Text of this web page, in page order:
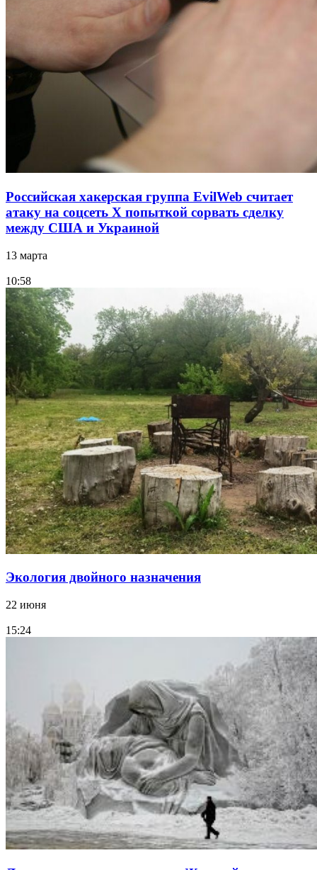
Российская хакерская группа EvilWeb считает
атаку на соцсеть Х попыткой сорвать сделку
между США и Украиной
13 марта
10:58
Экология двойного назначения
22 июня
15:24